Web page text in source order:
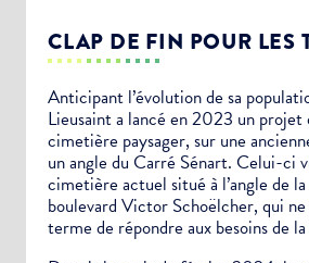
CLAP DE FIN POUR LES
Anticipant l’évolution de sa
Lieusaint a lancé en 2023 un projet
cimetière paysager, sur une
un angle du Carré Sénart. Celui-ci
cimetière actuel situé à l’angle de
boulevard Victor Schoëlcher, qui
terme de répondre aux besoins de